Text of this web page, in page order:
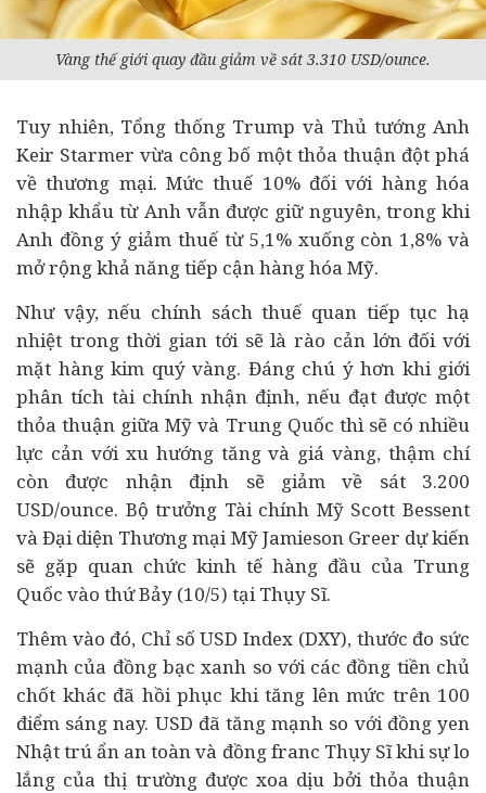
Vàng thế giới quay đầu giảm về sát 3.310 USD/ounce.
Tuy nhiên, Tổng thống Trump và Thủ tướng Anh
Keir Starmer vừa công bố một thỏa thuận đột phá
về thương mại. Mức thuế 10% đối với hàng hóa
nhập khẩu từ Anh vẫn được giữ nguyên, trong khi
Anh đồng ý giảm thuế từ 5,1% xuống còn 1,8% và
mở rộng khả năng tiếp cận hàng hóa Mỹ.
Như vậy, nếu chính sách thuế quan tiếp tục hạ
nhiệt trong thời gian tới sẽ là rào cản lớn đối với
mặt hàng kim quý vàng. Đáng chú ý hơn khi giới
phân tích tài chính nhận định, nếu đạt được một
thỏa thuận giữa Mỹ và Trung Quốc thì sẽ có nhiều
lực cản với xu hướng tăng và giá vàng, thậm chí
còn được nhận định sẽ giảm về sát 3.200
USD/ounce. Bộ trưởng Tài chính Mỹ Scott Bessent
và Đại diện Thương mại Mỹ Jamieson Greer dự kiến
sẽ gặp quan chức kinh tế hàng đầu của Trung
Quốc vào thứ Bảy (10/5) tại Thụy Sĩ.
Thêm vào đó, Chỉ số USD Index (DXY), thước đo sức
mạnh của đồng bạc xanh so với các đồng tiền chủ
chốt khác đã hồi phục khi tăng lên mức trên 100
điểm sáng nay. USD đã tăng mạnh so với đồng yen
Nhật trú ẩn an toàn và đồng franc Thụy Sĩ khi sự lo
lắng của thị trường được xoa dịu bởi thỏa thuận